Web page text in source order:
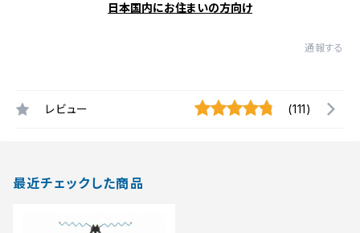
日本国内にお住まいの方向け
通報する
レビュー (111)
最近チェックした商品